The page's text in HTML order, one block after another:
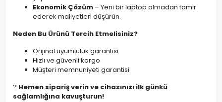
Ekonomik Çözüm – Yeni bir laptop almadan tamir
ederek maliyetleri düşürün.
Neden Bu Ürünü Tercih Etmelisiniz?
Orijinal uyumluluk garantisi
Hızlı ve güvenli kargo
Müşteri memnuniyeti garantisi
? Hemen sipariş verin ve cihazınızı ilk günkü
sağlamlığına kavuşturun!